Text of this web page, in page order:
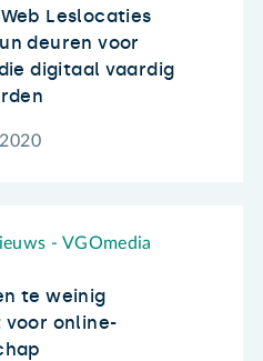
Leslocaties
deuren voor
digitaal vaardig
- VGOmedia
te weinig
voor online-